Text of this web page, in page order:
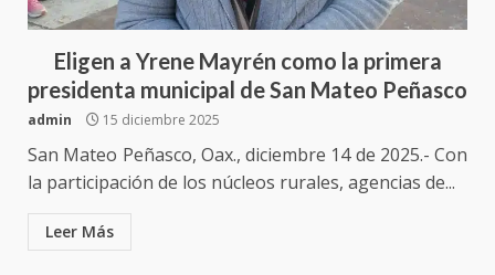
Eligen a Yrene Mayrén como la primera
presidenta municipal de San Mateo Peñasco
admin 15 diciembre 2025
San Mateo Peñasco, Oax., diciembre 14 de 2025.- Con
la participación de los núcleos rurales, agencias de...
Leer Más
16 julio 2026
7
Sin paso carretera Oaxaca-
Cuacnopalan
26 junio 2026
Exhorta Poder Legislativo al
IEEPO y al Iocied a realizar una